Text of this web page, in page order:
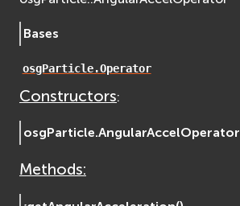
EVosgViewer
osgDB
osgGA
osgShadow
osgUtil
Bases
osgParticle.Operator
Constructors:
osgParticle.AngularAccelOperator
Methods: